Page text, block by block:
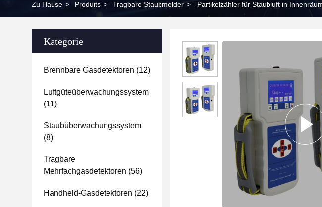
Zu Hause > Produits > Tragbare Staubmelder > Partikelzähler für Staubluft in
Kategorie
Brennbare Gasdetektoren (12)
Luftgüteüberwachungssystem
(11)
Staubüberwachungssystem
(8)
Tragbare
Mehrfachgasdetektoren (56)
Handheld-Gasdetektoren (22)